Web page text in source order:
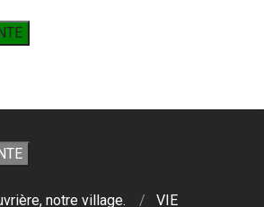
notre village. VIE